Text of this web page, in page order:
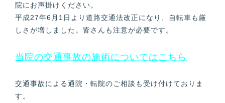
院にお声掛けください。
平成27年6月1日より道路交通法改正になり、自転車も厳
しさが増しました。皆さんも注意が必要です。
当院の交通事故の施術についてはこちら
交通事故による通院・転院のご相談も受け付けておりま
す。